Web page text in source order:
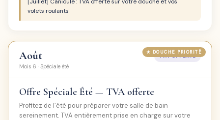
volets roulants
Août
Mois 6 · Spéciale été
TVA OFFERTE
Offre Spéciale Été — TVA offerte
Profitez de l’été pour préparer votre salle de bain
sereinement. TVA entièrement prise en charge sur votre